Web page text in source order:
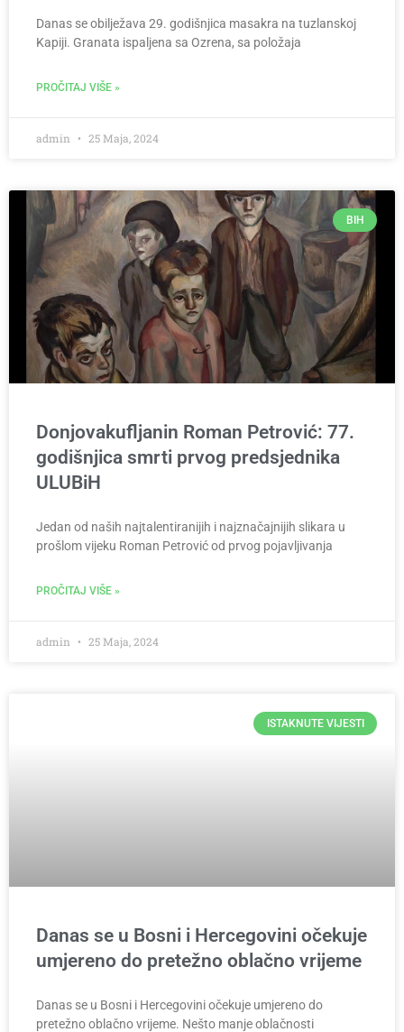
Danas se obilježava 29. godišnjica masakra na tuzlanskoj
Kapiji. Granata ispaljena sa Ozrena, sa položaja
PROČITAJ VIŠE »
admin 25 Maja, 2024
BIH
Donjovakufljanin Roman Petrović: 77.
godišnjica smrti prvog predsjednika
ULUBiH
Jedan od naših najtalentiranijih i najznačajnijih slikara u
prošlom vijeku Roman Petrović od prvog pojavljivanja
PROČITAJ VIŠE »
admin 25 Maja, 2024
ISTAKNUTE VIJESTI
Danas se u Bosni i Hercegovini očekuje
umjereno do pretežno oblačno vrijeme
Danas se u Bosni i Hercegovini očekuje umjereno do
pretežno oblačno vrijeme. Nešto manje oblačnosti